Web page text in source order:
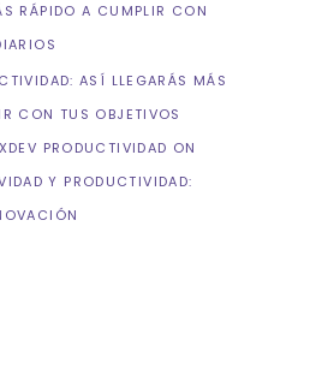
RÁPIDO A CUMPLIR CON
ASÍ LLEGARÁS MÁS
CON TUS OBJETIVOS
PRODUCTIVIDAD ON
Y PRODUCTIVIDAD: